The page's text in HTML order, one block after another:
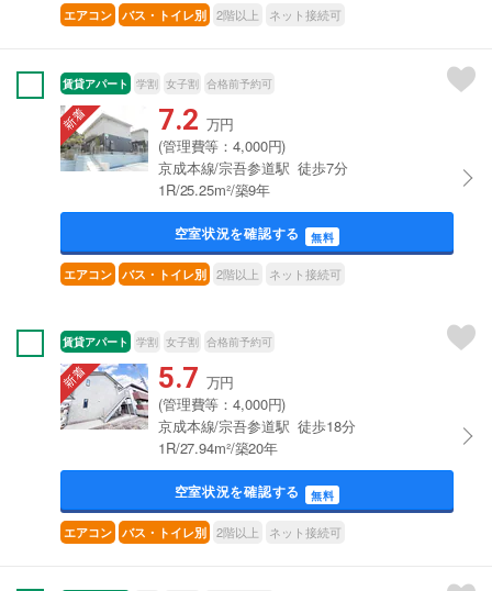
エアコン バス・トイレ別 2階以上 ネット接続可
賃貸アパート 学割 女子割 合格前予約可
7.2 万円
(管理費等：4,000円)
京成本線/宗吾参道駅 徒歩7分
1R/25.25m²/築9年
空室状況を確認する 無料
エアコン バス・トイレ別 2階以上 ネット接続可
賃貸アパート 学割 女子割 合格前予約可
5.7 万円
(管理費等：4,000円)
京成本線/宗吾参道駅 徒歩18分
1R/27.94m²/築20年
空室状況を確認する 無料
エアコン バス・トイレ別 2階以上 ネット接続可